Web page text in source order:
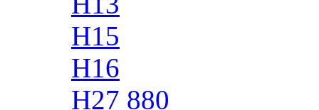
H15
H16
H27 880